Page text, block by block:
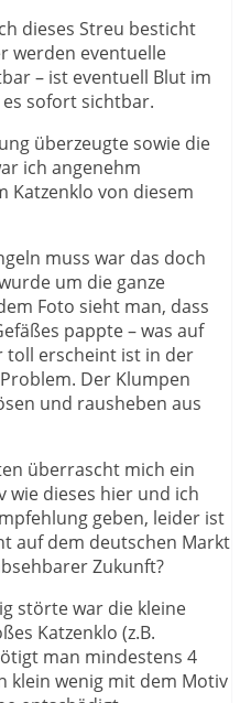
dieses Streu besticht
werden eventuelle
– ist eventuell Blut im
sofort sichtbar.
überzeugte sowie die
ich angenehm
Katzenklo von diesem
muss war das doch
um die ganze
Foto sieht man, dass
pappte – was auf
toll erscheint ist in der
Der Klumpen
und rausheben aus
überrascht mich ein
wie dieses hier und ich
geben, leider ist
auf dem deutschen Markt
Zukunft?
störte war die kleine
Katzenklo (z.B.
man mindestens 4
klein wenig mit dem Motiv